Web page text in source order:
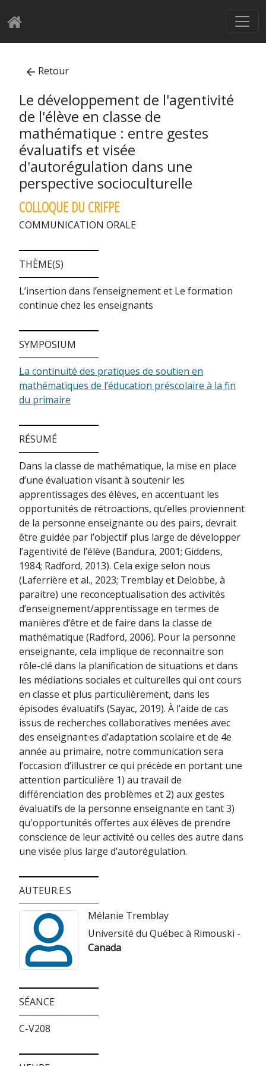
Retour
Le développement de l'agentivité
de l'élève en classe de
mathématique : entre gestes
évaluatifs et visée
d'autorégulation dans une
perspective socioculturelle
COLLOQUE DU CRIFPE
COMMUNICATION ORALE
THÈME(S)
L’insertion dans l’enseignement et Le formation
continue chez les enseignants
SYMPOSIUM
La continuité des pratiques de soutien en
mathématiques de l’éducation préscolaire à la fin
du primaire
RÉSUMÉ
Dans la classe de mathématique, la mise en place
d’une évaluation visant à soutenir les
apprentissages des élèves, en accentuant les
opportunités de rétroactions, qu’elles proviennent
de la personne enseignante ou des pairs, devrait
être guidée par l’objectif plus large de développer
l’agentivité de l’élève (Bandura, 2001; Giddens,
1984; Radford, 2013). Cela exige selon nous
(Laferrière et al., 2023; Tremblay et Delobbe, à
paraitre) une reconceptualisation des activités
d’enseignement/apprentissage en termes de
manières d’être et de faire dans la classe de
mathématique (Radford, 2006). Pour la personne
enseignante, cela implique de reconnaitre son
rôle-clé dans la planification de situations et dans
les médiations sociales et culturelles qui ont cours
en classe et plus particulièrement, dans les
épisodes évaluatifs (Sayac, 2019). À l’aide de cas
issus de recherches collaboratives menées avec
des enseignant·es d’adaptation scolaire et de 4e
année au primaire, notre communication sera
l’occasion d’illustrer ce qui précède en portant une
attention particulière 1) au travail de
différenciation des problèmes et 2) aux gestes
évaluatifs de la personne enseignante en tant 3)
qu'opportunités offertes aux élèves de prendre
conscience de leur activité ou celles des autre dans
une visée plus large d’autorégulation.
AUTEUR.E.S
Mélanie Tremblay
Université du Québec à Rimouski -
Canada
SÉANCE
C-V208